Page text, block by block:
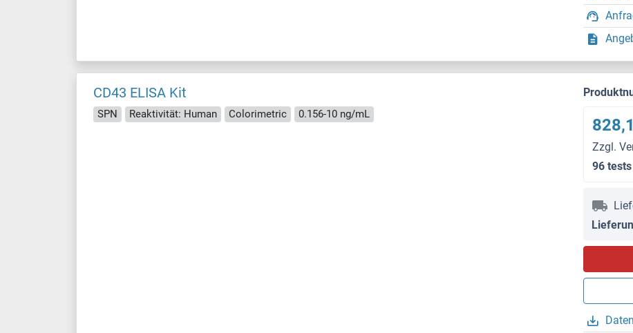
CD43 ELISA Kit
SPN Reaktivität: Human Colorimetric 0.156-10 ng/mL
Zzgl.
96 tests